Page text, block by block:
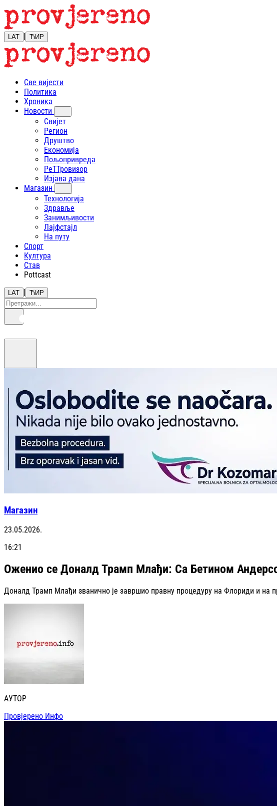
LAT | ЋИР
Све вијести
Политика
Хроника
Новости
Свијет
Регион
Друштво
Економија
Пољопривреда
РеТТровизор
Изјава дана
Магазин
Технологија
Здравље
Занимљивости
Лајфстajл
На путу
Спорт
Култура
Став
Pottcast
LAT | ЋИР
Магазин
23.05.2026.
16:21
Оженио се Доналд Трамп Млађи: Са Бетином
Доналд Трамп Млађи званично је завршио правну процедуру на Флориди и на
АУТОР
Провјерено Инфо